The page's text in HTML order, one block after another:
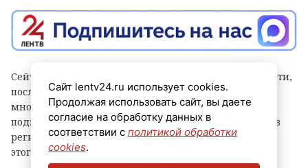
Сейчас рабочие реконструируют участок тепловой сети,
после завершения работ на котором 15
многоквартирных домов бывшего военного городка
подключат к газовой котельной. Об этом рассказали в
региональном комитете по ТЭК. Отмечается, что до
этого дома отапливали от угольной котельной.
Сайт lentv24.ru использует cookies.
Продолжая использовать сайт, вы даете
согласие на обработку данных в
соответствии с политикой обработки
cookies.